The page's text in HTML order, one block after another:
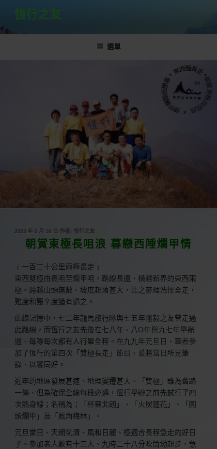
主
恆行之友
選單
發
2023 年 6 月 16 日 作者: 恆行之友
朝賞東極長咀浪 暮戀西陲爛甲情
﹝一百二十公里兩極長走﹞
東西雙極由長咀至爛甲咀，路線長遠、橫越新界的東西兩
極。跨越山頭無數、坡度起落甚大，比之麥理浩徑全走，
難度和艱辛度猶有過之。
此線記憶中，七二年龍馬旅行隊與七五年剛毅之友曾走過
此路線，而恆行之友先後在七八年、八O年與九七年舉辦
過、每隊每次都有人行畢全程。在九九年元旦日、筆者參
加了恆行的第四次「雙極長走」節目、爰將當日所見筆
錄、以饗同好。
近年的地區發展甚速、地理變遷甚大、「雙極」雖為舊路
一條、但為確保全線每段必通，恆行舉辦之前先試行了四
次熱身線；名稱為；「杯靈北朗」、「火炭蓮花」、「圓
頭爛甲」及「鳳角梅林」。
元旦當日、天朗氣清、風和日麗、極適合長程急走的好日
子。參加者人數有十三人、九時二十八分吹筒坳起步，急